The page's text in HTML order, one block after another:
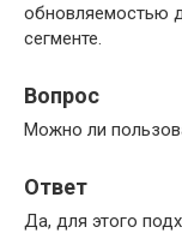
обновляемостью
сегменте.
Вопрос
Можно ли
Ответ
Да, для этого